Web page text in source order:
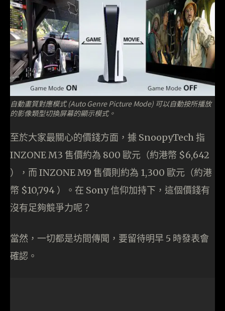
自動畫質對應模式 (Auto Genre Picture Mode) 可以自動按所播放
的影像類型切換屏幕的顯示模式。
至於大家最關心的價錢方面，據 SnoopyTech 指
INZONE M3 售價約為 800 歐元（約港幣 $6,642
），而 INZONE M9 售價則約為 1,300 歐元（約港
幣 $10,794 ）。在 Sony 信仰加持下，這個價錢有
沒有足夠競爭力呢？
當然，一切都是坊間傳聞，要留待明早 5 時發表會
確認。